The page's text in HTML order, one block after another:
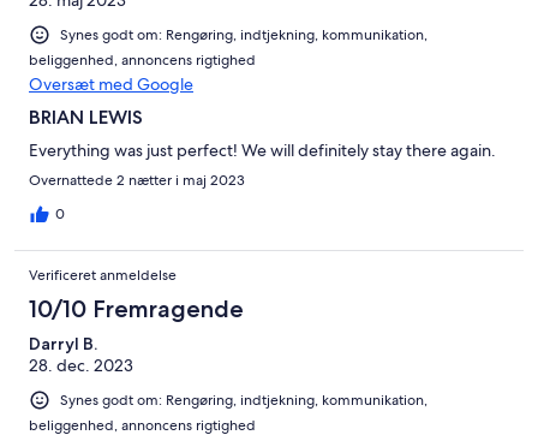
Synes godt om: Rengøring, indtjekning, kommunikation,
beliggenhed, annoncens rigtighed
Oversæt med Google
BRIAN LEWIS
Everything was just perfect! We will definitely stay there again.
Overnattede 2 nætter i maj 2023
0
Verificeret anmeldelse
10/10 Fremragende
Darryl B.
28. dec. 2023
Synes godt om: Rengøring, indtjekning, kommunikation,
beliggenhed, annoncens rigtighed